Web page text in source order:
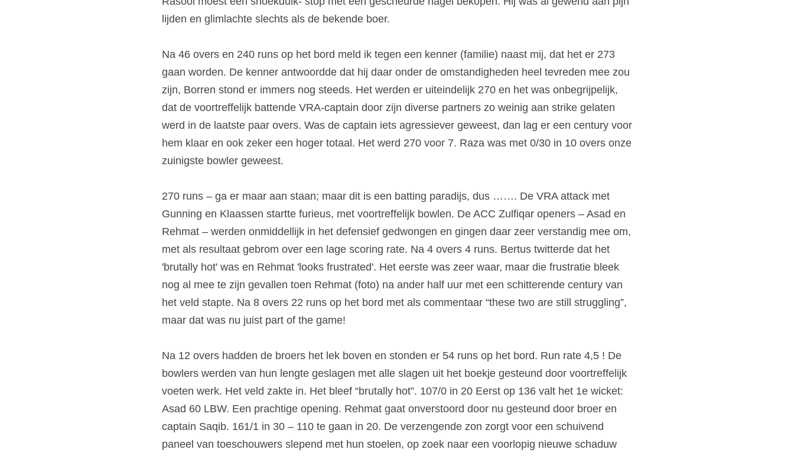
lijden en glimlachte slechts als de bekende boer.
Na 46 overs en 240 runs op het bord meld ik tegen een kenner (familie) naast mij, dat het er 273
gaan worden. De kenner antwoordde dat hij daar onder de omstandigheden heel tevreden mee zou
zijn, Borren stond er immers nog steeds. Het werden er uiteindelijk 270 en het was onbegrijpelijk,
dat de voortreffelijk battende VRA-captain door zijn diverse partners zo weinig aan strike gelaten
werd in de laatste paar overs. Was de captain iets agressiever geweest, dan lag er een century voor
hem klaar en ook zeker een hoger totaal. Het werd 270 voor 7. Raza was met 0/30 in 10 overs onze
zuinigste bowler geweest.
270 runs – ga er maar aan staan; maar dit is een batting paradijs, dus ……. De VRA attack met
Gunning en Klaassen startte furieus, met voortreffelijk bowlen. De ACC Zulfiqar openers – Asad en
Rehmat – werden onmiddellijk in het defensief gedwongen en gingen daar zeer verstandig mee om,
met als resultaat gebrom over een lage scoring rate. Na 4 overs 4 runs. Bertus twitterde dat het
'brutally hot' was en Rehmat 'looks frustrated'. Het eerste was zeer waar, maar die frustratie bleek
nog al mee te zijn gevallen toen Rehmat (foto) na ander half uur met een schitterende century van
het veld stapte. Na 8 overs 22 runs op het bord met als commentaar “these two are still struggling”,
maar dat was nu juist part of the game!
Na 12 overs hadden de broers het lek boven en stonden er 54 runs op het bord. Run rate 4,5 ! De
bowlers werden van hun lengte geslagen met alle slagen uit het boekje gesteund door voortreffelijk
voeten werk. Het veld zakte in. Het bleef “brutally hot”. 107/0 in 20 Eerst op 136 valt het 1e wicket:
Asad 60 LBW. Een prachtige opening. Rehmat gaat onverstoord door nu gesteund door broer en
captain Saqib. 161/1 in 30 – 110 te gaan in 20. De verzengende zon zorgt voor een schuivend
paneel van toeschouwers slepend met hun stoelen, op zoek naar een voorlopig nieuwe schaduw